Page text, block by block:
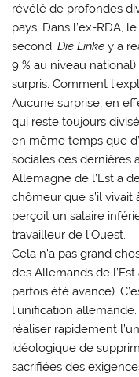
révélé de profondes
pays. Dans l’ex-RDA,
second.Die Linke y a
9 % au niveau
surpris. Comment
Aucune surprise, en
qui reste toujours
en même temps que
sociales ces dernières
Allemagne de l’Est a
chômeur que s’il vivait
perçoit un salaire
travailleur de l’Ouest.
Cela n’a pas grand
des Allemands de
parfois été avancé).
l’unification
réaliser rapidement
idéologique de
sacrifiées des